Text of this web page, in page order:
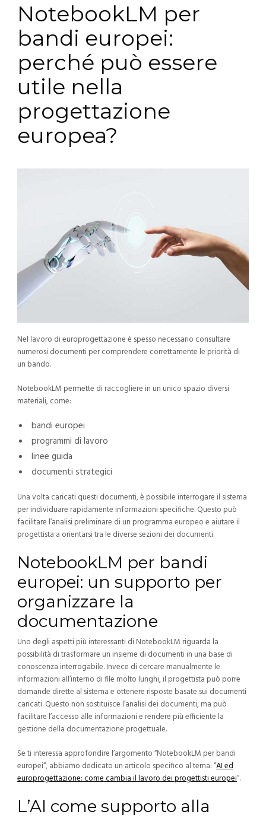
NotebookLM per
bandi europei:
perché può essere
utile nella
progettazione
europea?
Nel lavoro di europrogettazione è spesso necessario consultare
numerosi documenti per comprendere correttamente le priorità di
un bando.
NotebookLM permette di raccogliere in un unico spazio diversi
materiali, come:
bandi europei
programmi di lavoro
linee guida
documenti strategici
Una volta caricati questi documenti, è possibile interrogare il sistema
per individuare rapidamente informazioni specifiche.Questo può
facilitare l’analisi preliminare di un programma europeo e aiutare il
progettista a orientarsi tra le diverse sezioni dei documenti.
NotebookLM per bandi
europei: un supporto per
organizzare la
documentazione
Uno degli aspetti più interessanti di NotebookLM riguarda la
possibilità di trasformare un insieme di documenti in una base di
conoscenza interrogabile.Invece di cercare manualmente le
informazioni all’interno di file molto lunghi, il progettista può porre
domande dirette al sistema e ottenere risposte basate sui documenti
caricati.Questo non sostituisce l’analisi dei documenti, ma può
facilitare l’accesso alle informazioni e rendere più efficiente la
gestione della documentazione progettuale.
Se ti interessa approfondire l’argomento “NotebookLM per bandi
europei“, abbiamo dedicato un articolo specifico al tema: “AI ed
europrogettazione: come cambia il lavoro dei progettisti europei“.
L’AI come supporto alla